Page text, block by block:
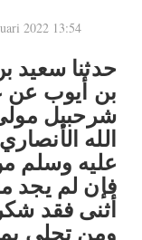
2022 13:54
حدثنا سعيد
بن أيوب عن
شرحبيل
الله
عليه وسلم
فإن لم يجد
أثنى فقد
ومن تحلى